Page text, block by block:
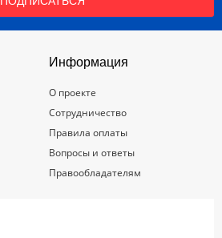
Информация
О проекте
Сотрудничество
Правила оплаты
Вопросы и ответы
Правообладателям